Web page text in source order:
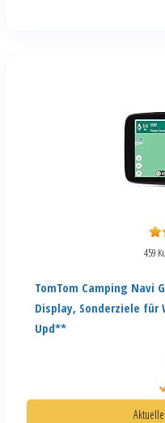
459
TomTom Camping Navi
Display, Sonderziele für
Upd**